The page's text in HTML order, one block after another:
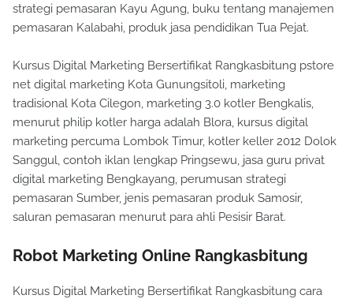
strategi pemasaran Kayu Agung, buku tentang manajemen
pemasaran Kalabahi, produk jasa pendidikan Tua Pejat.
Kursus Digital Marketing Bersertifikat Rangkasbitung pstore
net digital marketing Kota Gunungsitoli, marketing
tradisional Kota Cilegon, marketing 3.0 kotler Bengkalis,
menurut philip kotler harga adalah Blora, kursus digital
marketing percuma Lombok Timur, kotler keller 2012 Dolok
Sanggul, contoh iklan lengkap Pringsewu, jasa guru privat
digital marketing Bengkayang, perumusan strategi
pemasaran Sumber, jenis pemasaran produk Samosir,
saluran pemasaran menurut para ahli Pesisir Barat.
Robot Marketing Online Rangkasbitung
Kursus Digital Marketing Bersertifikat Rangkasbitung cara